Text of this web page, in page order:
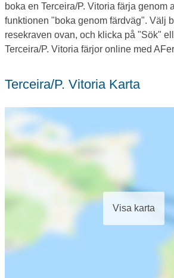
boka en Terceira/P. Vitoria färja genom
funktionen "boka genom färdväg". Välj
resekraven ovan, och klicka på "Sök"
Terceira/P. Vitoria färjor online med
Terceira/P. Vitoria Karta
Visa karta